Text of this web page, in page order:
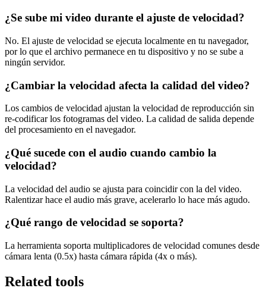
¿Se sube mi video durante el ajuste de velocidad?
No. El ajuste de velocidad se ejecuta localmente en tu navegador,
por lo que el archivo permanece en tu dispositivo y no se sube a
ningún servidor.
¿Cambiar la velocidad afecta la calidad del video?
Los cambios de velocidad ajustan la velocidad de reproducción sin
re-codificar los fotogramas del video. La calidad de salida depende
del procesamiento en el navegador.
¿Qué sucede con el audio cuando cambio la
velocidad?
La velocidad del audio se ajusta para coincidir con la del video.
Ralentizar hace el audio más grave, acelerarlo lo hace más agudo.
¿Qué rango de velocidad se soporta?
La herramienta soporta multiplicadores de velocidad comunes desde
cámara lenta (0.5x) hasta cámara rápida (4x o más).
Related tools